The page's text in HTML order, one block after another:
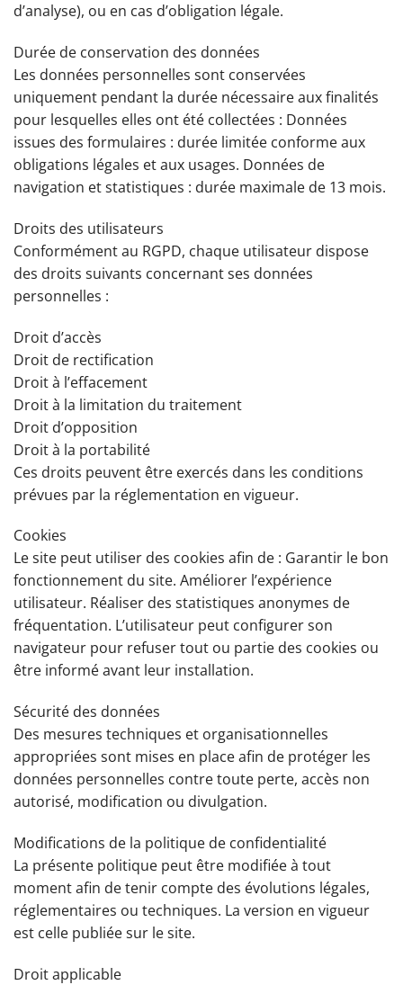
d’analyse), ou en cas d’obligation légale.
Durée de conservation des données
Les données personnelles sont conservées
uniquement pendant la durée nécessaire aux finalités
pour lesquelles elles ont été collectées : Données
issues des formulaires : durée limitée conforme aux
obligations légales et aux usages. Données de
navigation et statistiques : durée maximale de 13 mois.
Droits des utilisateurs
Conformément au RGPD, chaque utilisateur dispose
des droits suivants concernant ses données
personnelles :
Droit d’accès
Droit de rectification
Droit à l’effacement
Droit à la limitation du traitement
Droit d’opposition
Droit à la portabilité
Ces droits peuvent être exercés dans les conditions
prévues par la réglementation en vigueur.
Cookies
Le site peut utiliser des cookies afin de : Garantir le bon
fonctionnement du site. Améliorer l’expérience
utilisateur. Réaliser des statistiques anonymes de
fréquentation. L’utilisateur peut configurer son
navigateur pour refuser tout ou partie des cookies ou
être informé avant leur installation.
Sécurité des données
Des mesures techniques et organisationnelles
appropriées sont mises en place afin de protéger les
données personnelles contre toute perte, accès non
autorisé, modification ou divulgation.
Modifications de la politique de confidentialité
La présente politique peut être modifiée à tout
moment afin de tenir compte des évolutions légales,
réglementaires ou techniques. La version en vigueur
est celle publiée sur le site.
Droit applicable